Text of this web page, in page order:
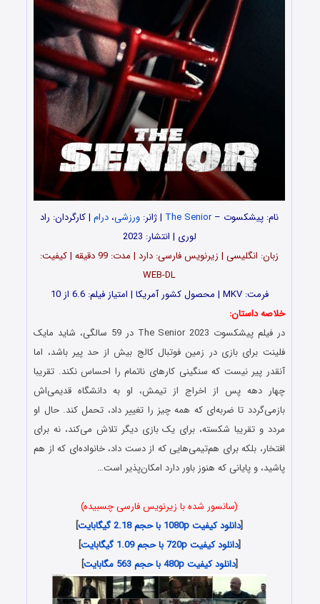
نام: پیشکسوت –The Senior | ژانر: ورزشی، درام | کارگردان: راد
لوری | انتشار: 2023
زبان: انگلیسی | زیرنویس فارسی: دارد | مدت: 99 دقیقه | کیفیت:
WEB-DL
فرمت: MKV | محصول کشور آمریکا | امتیاز فیلم: 6.6 از 10
خلاصه داستان:
در فیلم پیشکسوت The Senior 2023 در 59 سالگی، شاید مایک
فلینت برای بازی در زمین فوتبال کالج بیش از حد پیر باشد، اما
آنقدر پیر نیست که سنگینی کارهای ناتمام را احساس نکند. تقریبا
چهار دهه پس از اخراج از تیمش، او به دانشگاه قدیمی‌اش
بازمی‌گردد تا ضربه‌ای که همه چیز را تغییر داد، تحمل کند. حال او
مردد و تقریبا شکسته، برای یک بازی دیگر تلاش می‌کند، نه برای
افتخار، بلکه برای هم‌تیمی‌هایی که از دست داد، خانواده‌ای که از هم
پاشید، و پایانی که هنوز باور دارد امکان‌پذیر است…
(سانسور شده با زیرنویس فارسی چسبیده)
[دانلود کیفیت 1080p با حجم 2.18 گیگابایت
]
[دانلود کیفیت 720p با حجم 1.09 گیگابایت
]
[دانلود کیفیت 480p با حجم 563 مگابایت ]